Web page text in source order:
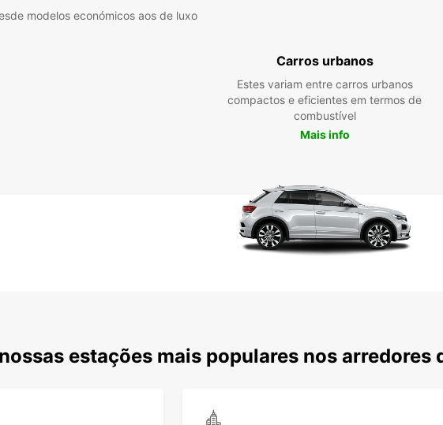
modelos económicos aos de luxo
Carros urbanos
Estes variam entre carros urbanos
compactos e eficientes em termos de
combustível
Mais info
estações mais populares nos arredores